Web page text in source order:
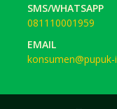
SMS/WHATSAPP
081110001959
EMAIL